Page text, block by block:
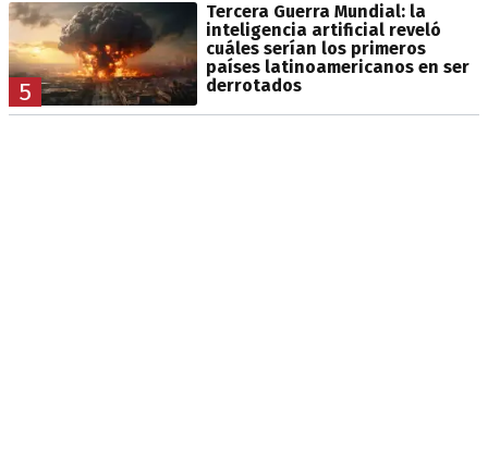
5
Tercera Guerra Mundial: la
inteligencia artificial reveló
cuáles serían los primeros
países latinoamericanos en ser
derrotados